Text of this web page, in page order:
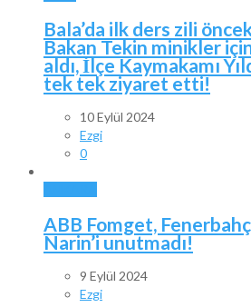
Bala’da ilk ders zili
Bakan Tekin minikler
aldı, İlçe Kaymakamı
tek tek ziyaret etti!
10 Eylül 2024
Ezgi
0
ABB Fomget,
Narin’i unutmadı!
9 Eylül 2024
Ezgi